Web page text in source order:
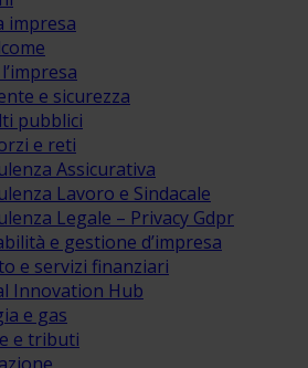
impresa
e sicurezza
pubblici
e reti
Assicurativa
Lavoro e Sindacale
Legale – Privacy Gdpr
e gestione d’impresa
e servizi finanziari
Innovation Hub
e gas
e tributi